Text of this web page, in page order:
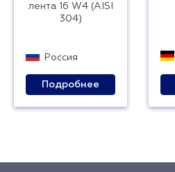
лента 16 W4 (AISI
304)
Россия
Подробнее